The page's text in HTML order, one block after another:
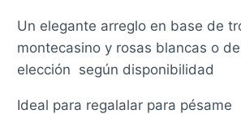
Un elegante arreglo en base de
montecasino y rosas blancas o
elección según disponibilidad
Ideal para regalalar para pésame